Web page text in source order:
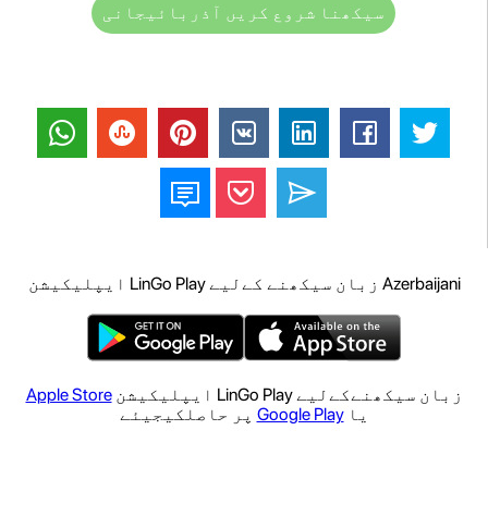
سیکھنا شروع کریں آذربائیجانی
Azerbaijani زبان سیکھنے کےلیے LinGo Play ایپلیکیشن
زبان سیکھنےکےلیے LinGo Play ایپلیکیشن
Apple Store
یاGoogle Play پر حاصلکیجیئے